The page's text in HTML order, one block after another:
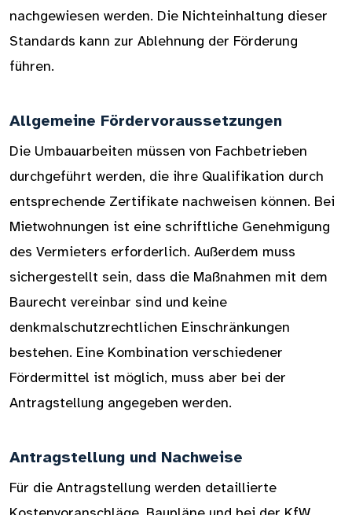
nachgewiesen werden. Die Nichteinhaltung dieser
Standards kann zur Ablehnung der Förderung
führen.
Allgemeine Fördervoraussetzungen
Die Umbauarbeiten müssen von Fachbetrieben
durchgeführt werden, die ihre Qualifikation durch
entsprechende Zertifikate nachweisen können. Bei
Mietwohnungen ist eine schriftliche Genehmigung
des Vermieters erforderlich. Außerdem muss
sichergestellt sein, dass die Maßnahmen mit dem
Baurecht vereinbar sind und keine
denkmalschutzrechtlichen Einschränkungen
bestehen. Eine Kombination verschiedener
Fördermittel ist möglich, muss aber bei der
Antragstellung angegeben werden.
Antragstellung und Nachweise
Für die Antragstellung werden detaillierte